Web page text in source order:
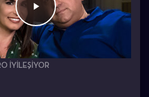
İYILEŞIYOR